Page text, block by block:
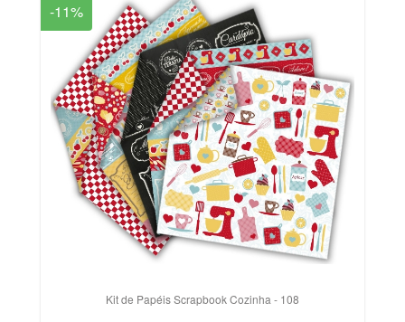
-11%
Kit de Papéis Scrapbook Cozinha - 108